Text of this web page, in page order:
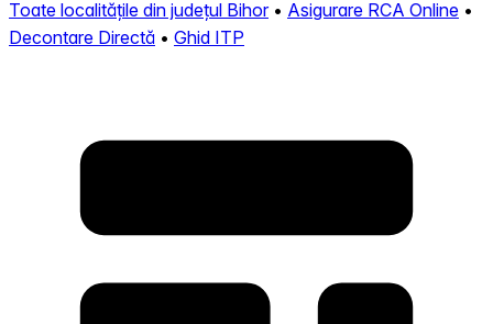
Toate localitățile din județul Bihor• Asigurare RCA Online •
Decontare Directă • Ghid ITP